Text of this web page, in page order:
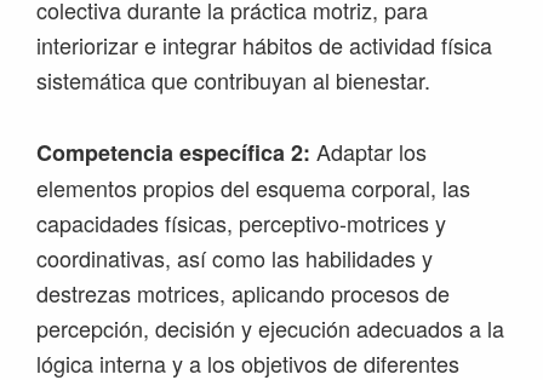
colectiva durante la práctica motriz, para
interiorizar e integrar hábitos de actividad física
sistemática que contribuyan al bienestar.
Competencia específica 2: Adaptar los
elementos propios del esquema corporal, las
capacidades físicas, perceptivo-motrices y
coordinativas, así como las habilidades y
destrezas motrices, aplicando procesos de
percepción, decisión y ejecución adecuados a la
lógica interna y a los objetivos de diferentes